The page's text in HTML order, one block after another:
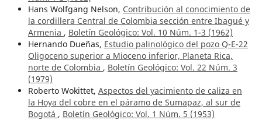
Hans Wolfgang Nelson, Contribución al conocimiento de
la cordillera Central de Colombia sección entre Ibagué y
Armenia , Boletín Geológico: Vol. 10 Núm. 1-3 (1962)
Hernando Dueñas, Estudio palinológico del pozo Q-E-22
Oligoceno superior a Mioceno inferior, Planeta Rica,
norte de Colombia , Boletín Geológico: Vol. 22 Núm. 3
(1979)
Roberto Wokittet, Aspectos del yacimiento de caliza en
la Hoya del cobre en el páramo de Sumapaz, al sur de
Bogotá , Boletín Geológico: Vol. 1 Núm. 5 (1953)